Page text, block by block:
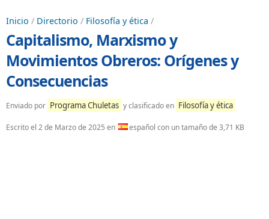
Inicio / Directorio / Filosofía y ética /
Capitalismo, Marxismo y
Movimientos Obreros: Orígenes y
Consecuencias
Enviado por Programa Chuletas y clasificado en Filosofía y ética
Escrito el 2 de Marzo de 2025 en español con un tamaño de 3,71 KB